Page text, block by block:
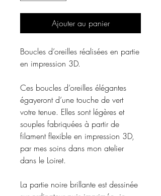
Ajouter au panier
Boucles d’oreilles réalisées en partie
en impression 3D.
Ces boucles d’oreilles élégantes
égayeront d’une touche de vert
votre tenue. Elles sont légères et
souples fabriquées à partir de
filament flexible en impression 3D,
par mes soins dans mon atelier
dans le Loiret.
La partie noire brillante est dessinée